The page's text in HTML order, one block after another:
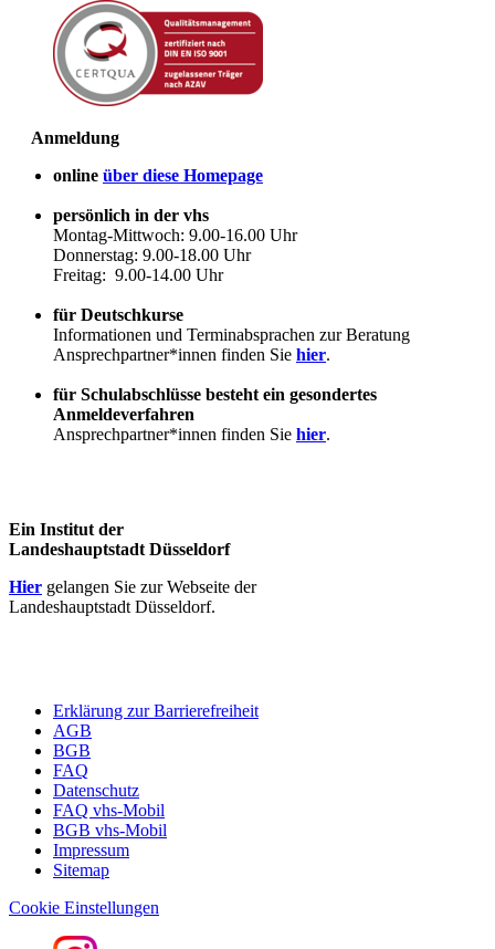
Anmeldung
online über diese Homepage
persönlich in der vhs
Montag-Mittwoch: 9.00-16.00 Uhr
Donnerstag: 9.00-18.00 Uhr
Freitag: 9.00-14.00 Uhr
für Deutschkurse
Informationen und Terminabsprachen zur Beratung
Ansprechpartner*innen finden Sie hier.
für Schulabschlüsse besteht ein gesondertes
Anmeldeverfahren
Ansprechpartner*innen finden Sie hier.
Ein Institut der
Landeshauptstadt Düsseldorf
Hier gelangen Sie zur Webseite der
Landeshauptstadt Düsseldorf.
Erklärung zur Barrierefreiheit
AGB
BGB
FAQ
Datenschutz
FAQ vhs-Mobil
BGB vhs-Mobil
Impressum
Sitemap
Cookie Einstellungen